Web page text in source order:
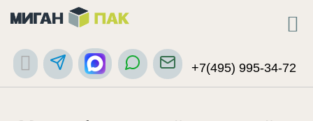
+7(495) 995-34-72